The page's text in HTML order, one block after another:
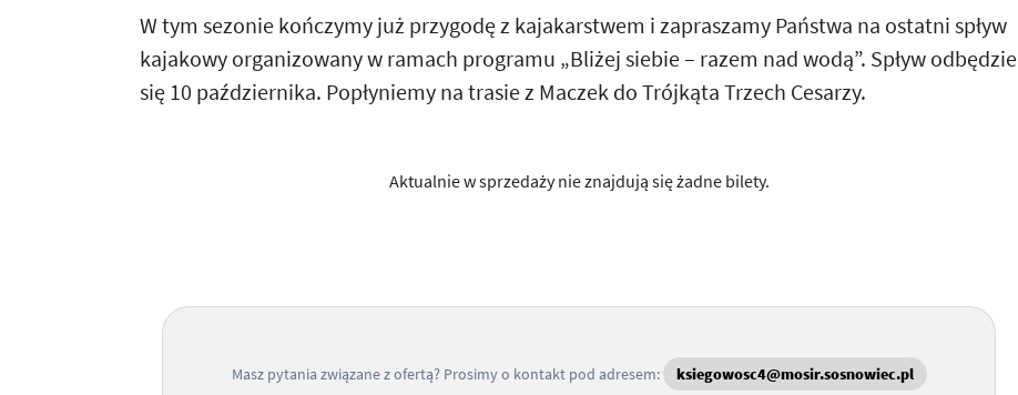
W tym sezonie kończymy już przygodę z kajakarstwem i zapraszamy Państwa na ostatni spływ
kajakowy organizowany w ramach programu „Bliżej siebie – razem nad wodą”. Spływ odbędzie
się 10 października. Popłyniemy na trasie z Maczek do Trójkąta Trzech Cesarzy.
Aktualnie w sprzedaży nie znajdują się żadne bilety.
Masz pytania związane z ofertą? Prosimy o kontakt pod adresem: ksiegowosc4@mosir.sosnowiec.pl